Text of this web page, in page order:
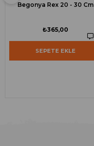
Begonya Rex 20 - 30 Cm
₺365,00
SEPETE EKLE